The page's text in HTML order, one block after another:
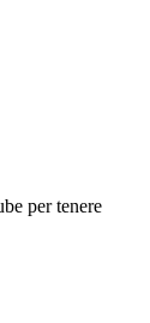
per tenere